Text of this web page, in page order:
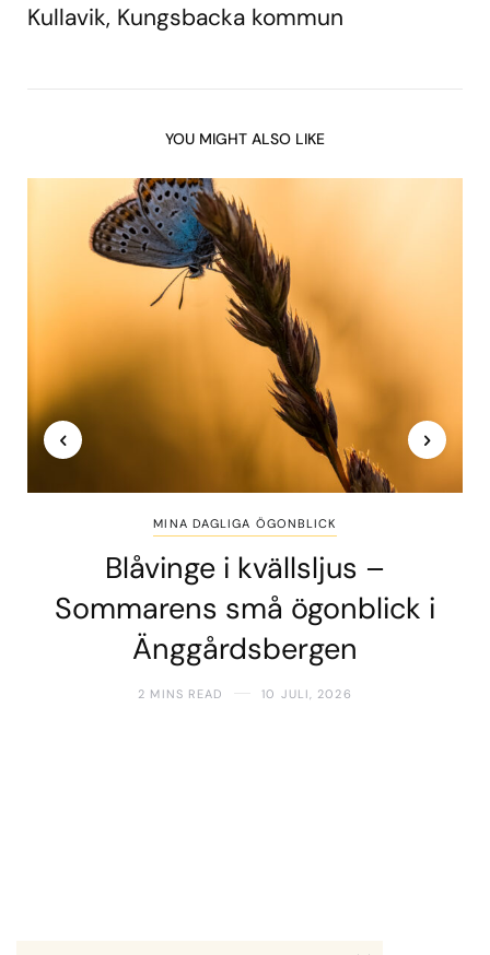
Kullavik, Kungsbacka kommun
YOU MIGHT ALSO LIKE
MINA DAGLIGA ÖGONBLICK
Blåvinge i kvällsljus –
Sommarens små ögonblick i
Änggårdsbergen
2 MINS READ 10 JULI, 2026